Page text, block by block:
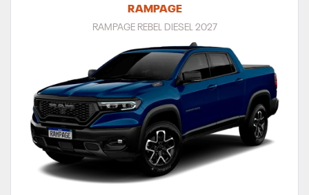
RAMPAGE
RAMPAGE REBEL DIESEL 2027